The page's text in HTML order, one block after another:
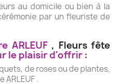
au domicile ou bien à la
par un fleuriste de
ARLEUF , Fleurs fête
le plaisir d'offrir :
de roses ou de plantes,
.